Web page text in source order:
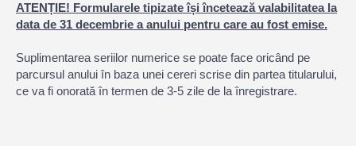
ATENȚIE! Formularele tipizate își încetează valabilitatea la
data de 31 decembrie a anului pentru care au fost emise.
Suplimentarea seriilor numerice se poate face oricând pe
parcursul anului în baza unei cereri scrise din partea titularului,
ce va fi onorată în termen de 3-5 zile de la înregistrare.